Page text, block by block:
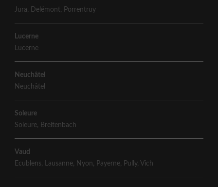
Jura, Delémont, Porrentruy
Lucerne
Lucerne
Neuchâtel
Neuchâtel
Soleure
Soleure, Breitenbach
Vaud
Ecublens, Lausanne, Nyon, Payerne, Pully, Vich